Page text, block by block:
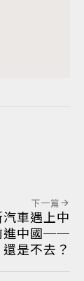
下一篇
車遇上中
進中國──
是不去？